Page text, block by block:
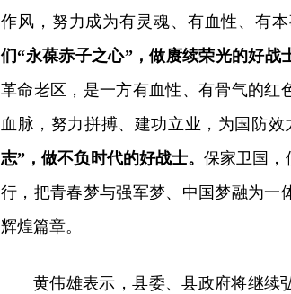
作风，努力成为有灵魂、有血性、有
们“永葆赤子之心”，做赓续荣光的好战
革命老区，是一方有血性、有骨气的红
血脉，努力拼搏、建功立业，为国防效
志”，做不负时代的好战士。保家卫国，
行，把青春梦与强军梦、中国梦融为一
辉煌篇章。
黄伟雄表示，县委、县政府将继续